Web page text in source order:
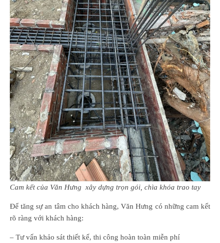
Cam kết của Văn Hưng xây dựng trọn gói, chìa khóa trao tay
Để tăng sự an tâm cho khách hàng, Văn Hưng có những cam kết
rõ ràng với khách hàng:
– Tư vấn khảo sát thiết kế, thi công hoàn toàn miễn phí